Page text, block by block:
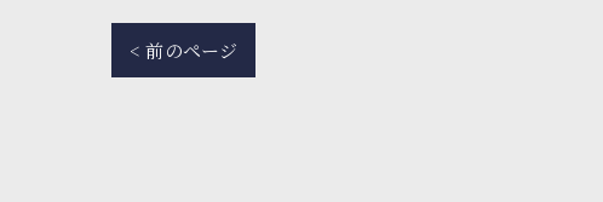
< 前のページ